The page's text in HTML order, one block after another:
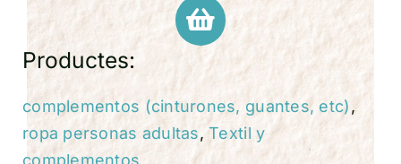
Productes:
complementos (cinturones, guantes, etc),
ropa personas adultas,Textil y
complementos